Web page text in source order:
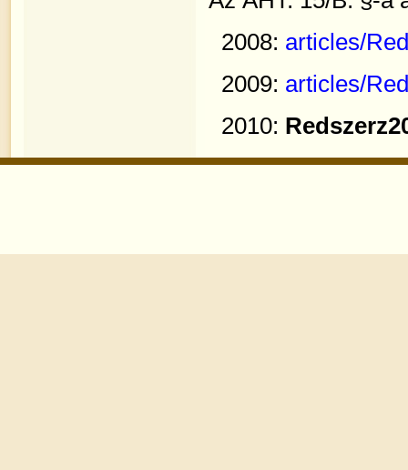
2008: articles/
2009: articles/
2010: